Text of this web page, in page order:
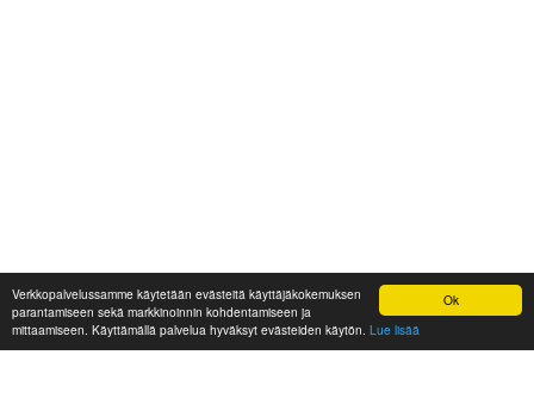
Ok
Verkkopalvelussamme käytetään evästeitä käyttäjäkokemuksen
parantamiseen sekä markkinoinnin kohdentamiseen ja
mittaamiseen. Käyttämällä palvelua hyväksyt evästeiden käytön. Lue lisää